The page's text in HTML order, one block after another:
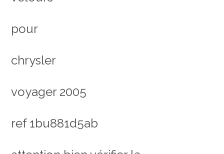
pour
chrysler
voyager 2005
ref 1bu881d5ab